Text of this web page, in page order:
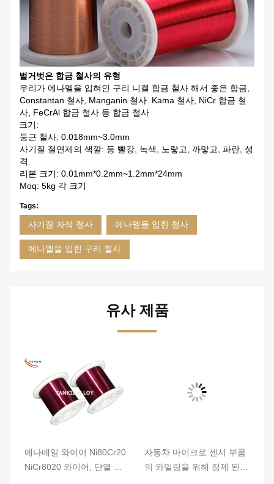
벌거벗은 합금 철사의 유형
우리가 에나멜을 입혀인 구리 니켈 합금 철사 해서 좋은 합금,
Constantan 철사, Manganin 철사. Kama 철사, NiCr 합금 철
사, FeCrAl 합금 철사 등 합금 철사
크기:
둥근 철사: 0.018mm~3.0mm
사기질 절연제의 색깔: 등 빨강, 녹색, 노랗고, 까맣고, 파란, 성
격.
리본 크기: 0.01mm*0.2mm~1.2mm*24mm
Moq: 5kg 각 크기
Tags:
사기질 자석 철사 에나멜을 입힌 철사
에나멜을 입힌 구리 철사
유사 제품
에나메일 와이어 Ni80Cr20
NiCr8020 와이어, 단열 성
자동차 마이크로 센서 부품
의 와일링을 위해 정제 된